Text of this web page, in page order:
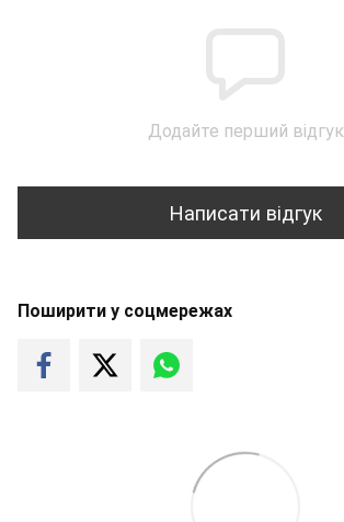
Додайте перший відгук
Написати відгук
Поширити у соцмережах